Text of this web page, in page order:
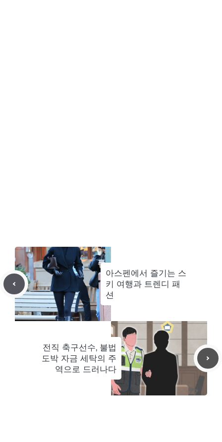
아스펜에서 즐기는 스
키 여행과 트렌디 패
션
전직 축구선수, 불법
도박 자금 세탁의 주
역으로 드러나다